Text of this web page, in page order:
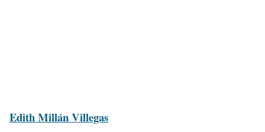
Edith Millán Villegas